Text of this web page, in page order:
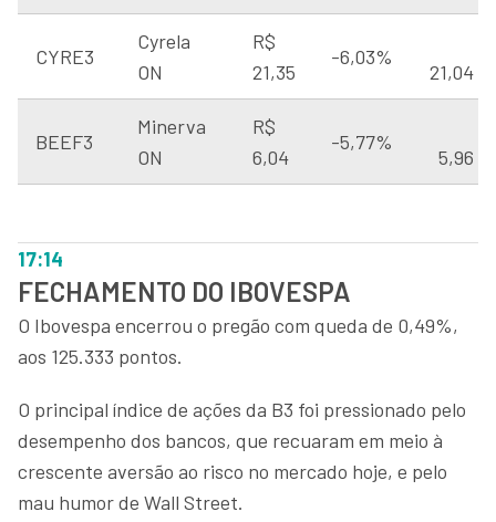
CYRE3
Cyrela
ON
R$
21,35
-6,03%
21,04
BEEF3
Minerva
ON
R$
6,04
-5,77%
5,96
17:14
FECHAMENTO DO IBOVESPA
O Ibovespa encerrou o pregão com queda de 0,49%,
aos 125.333 pontos.
O principal índice de ações da B3 foi pressionado pelo
desempenho dos bancos, que recuaram em meio à
crescente aversão ao risco no mercado hoje, e pelo
mau humor de Wall Street.